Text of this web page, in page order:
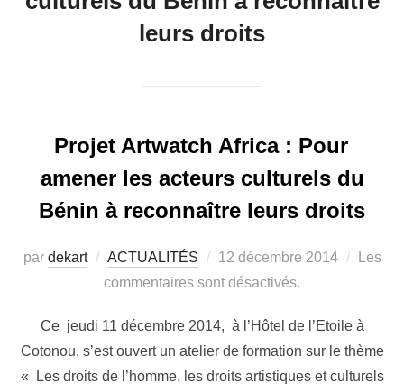
leurs droits
Projet Artwatch Africa : Pour
amener les acteurs culturels du
Bénin à reconnaître leurs droits
par dekart ACTUALITÉS 12 décembre 2014
Les
commentaires sont désactivés.
Ce jeudi 11 décembre 2014, à l’Hôtel de l’Etoile à
Cotonou, s’est ouvert un atelier de formation sur le thème
« Les droits de l’homme, les droits artistiques et culturels